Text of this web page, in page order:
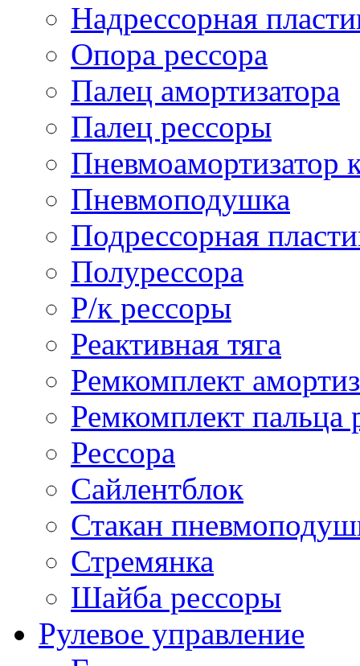
Надрессорная
Опора рессора
Палец амортизатора
Палец рессоры
Пневмоамортизатор
Пневмоподушка
Подрессорная
Полурессора
Р/к рессоры
Реактивная тяга
Ремкомплект
Ремкомплект пальца
Рессора
Сайлентблок
Стакан
Стремянка
Шайба рессоры
Рулевое управление